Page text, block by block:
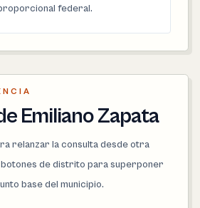
federal.
Emiliano Zapata
relanzar la consulta desde otra
de distrito para superponer
base del municipio.